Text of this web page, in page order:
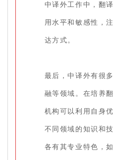
中译外工作中，翻
用水平和敏感性，
达方式。
最后，中译外有很
融等领域。在培养
机构可以利用自身
不同领域的知识和
各有其专业特色，